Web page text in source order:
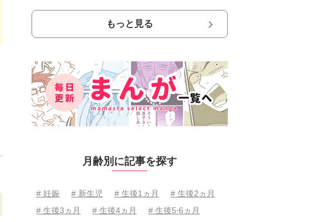
もっと見る
月齢別に記事を探す
# 妊娠 # 新生児 # 生後1ヵ月
# 生後2ヵ月
# 生後3ヵ月
# 生後4ヵ月
# 生後5⋅6ヵ月